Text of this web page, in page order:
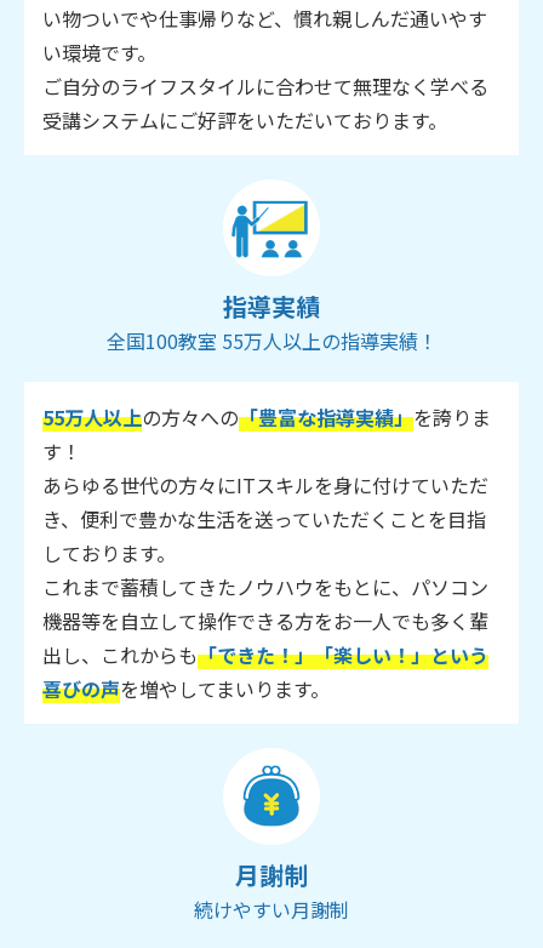
い物ついでや仕事帰りなど、慣れ親しんだ通いやす
い環境です。
ご自分のライフスタイルに合わせて無理なく学べる
受講システムにご好評をいただいております。
指導実績
全国100教室 55万人以上の指導実績！
55万人以上の方々への「豊富な指導実績」を誇りま
す！
あらゆる世代の方々にITスキルを身に付けていただ
き、便利で豊かな生活を送っていただくことを目指
しております。
これまで蓄積してきたノウハウをもとに、パソコン
機器等を自立して操作できる方をお一人でも多く輩
出し、これからも「できた！」「楽しい！」という
喜びの声を増やしてまいります。
月謝制
続けやすい月謝制